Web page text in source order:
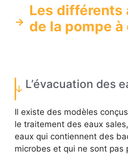
Les différents
de la pompe à
L’évacuation des
Il existe des modèles
le traitement des eaux
eaux qui contiennent des
microbes et qui ne sont pas